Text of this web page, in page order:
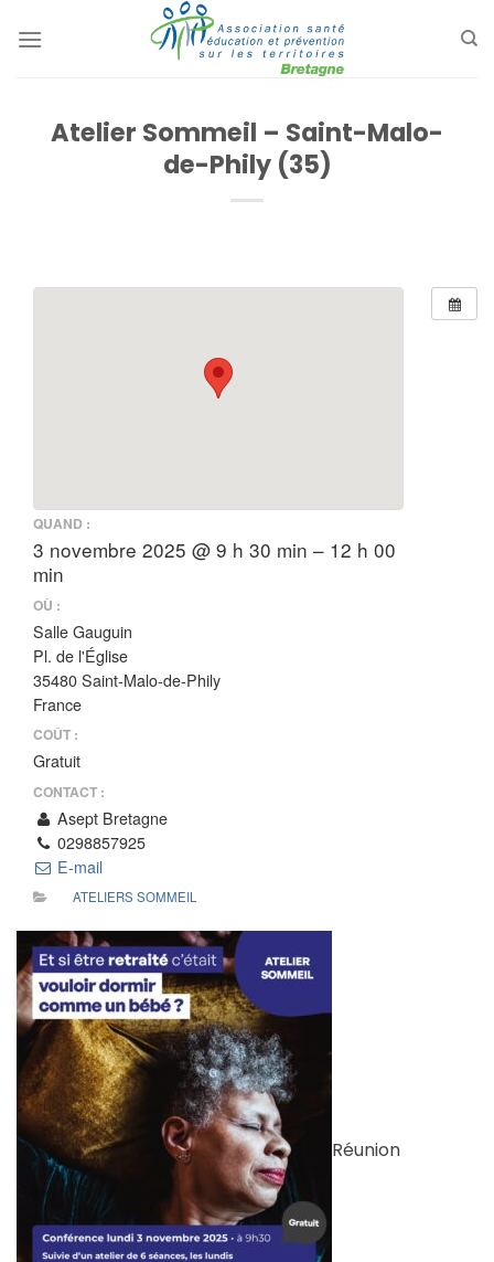
au
Atelier Sommeil – Saint-Malo-
de-Phily (35)
QUAND :
3 novembre 2025 @ 9 h 30 min – 12 h 00
min
OÙ :
Salle Gauguin
Pl. de l'Église
35480 Saint-Malo-de-Phily
France
COÛT :
Gratuit
CONTACT :
Asept Bretagne
0298857925
E-mail
ATELIERS SOMMEIL
Réunion